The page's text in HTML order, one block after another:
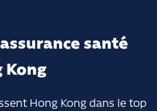
santé
Kong
Hong Kong dans le top